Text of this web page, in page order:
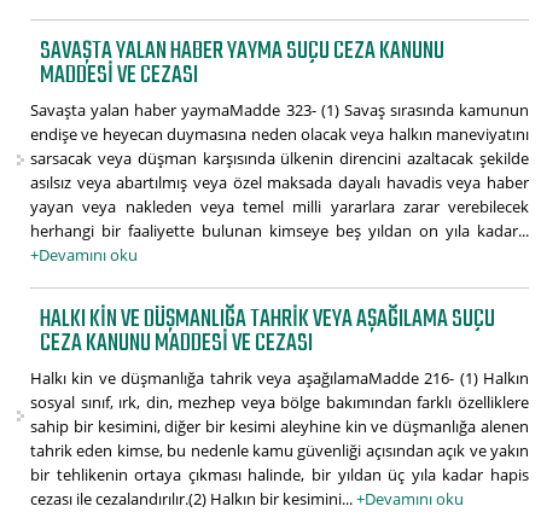
SAVAŞTA YALAN HABER YAYMA SUÇU CEZA KANUNU
MADDESI VE CEZASI
Savaşta yalan haber yaymaMadde 323- (1) Savaş sırasında kamunun
endişe ve heyecan duymasına neden olacak veya halkın maneviyatını
sarsacak veya düşman karşısında ülkenin direncini azaltacak şekilde
asılsız veya abartılmış veya özel maksada dayalı havadis veya haber
yayan veya nakleden veya temel milli yararlara zarar verebilecek
herhangi bir faaliyette bulunan kimseye beş yıldan on yıla kadar...
+Devamını oku
HALKI KIN VE DÜŞMANLIĞA TAHRIK VEYA AŞAĞILAMA SUÇU
CEZA KANUNU MADDESI VE CEZASI
Halkı kin ve düşmanlığa tahrik veya aşağılamaMadde 216- (1) Halkın
sosyal sınıf, ırk, din, mezhep veya bölge bakımından farklı özelliklere
sahip bir kesimini, diğer bir kesimi aleyhine kin ve düşmanlığa alenen
tahrik eden kimse, bu nedenle kamu güvenliği açısından açık ve yakın
bir tehlikenin ortaya çıkması halinde, bir yıldan üç yıla kadar hapis
cezası ile cezalandırılır.(2) Halkın bir kesimini...+Devamını oku